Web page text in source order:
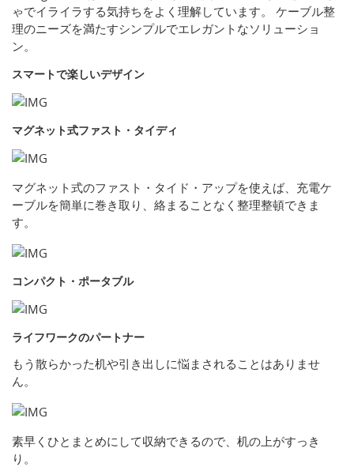
ゃでイライラする気持ちをよく理解しています。 ケーブル整
理のニーズを満たすシンプルでエレガントなソリューショ
ン。
スマートで楽しいデザイン
マグネット式ファスト・タイディ
マグネット式のファスト・タイド・アップを使えば、充電ケ
ーブルを簡単に巻き取り、絡まることなく整理整頓できま
す。
コンパクト・ポータブル
ライフワークのパートナー
もう散らかった机や引き出しに悩まされることはありませ
ん。
素早くひとまとめにして収納できるので、机の上がすっき
り。